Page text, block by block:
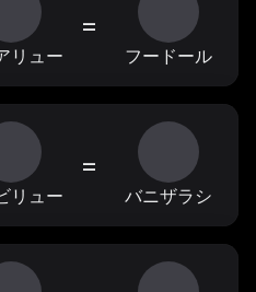
リュー
=
フードール
リュー
=
バニザラシ